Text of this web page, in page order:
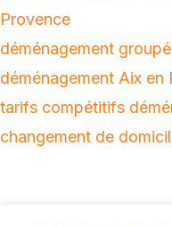
Provence
déménagement
déménagement Aix en
tarifs compétitifs
changement de